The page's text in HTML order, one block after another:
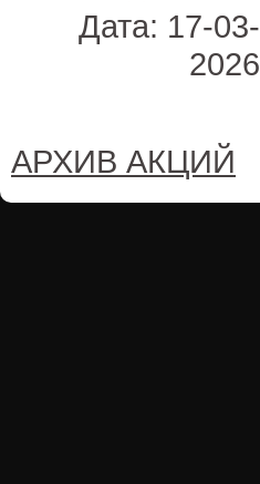
Дата: 17-03-
2026
АРХИВ АКЦИЙ